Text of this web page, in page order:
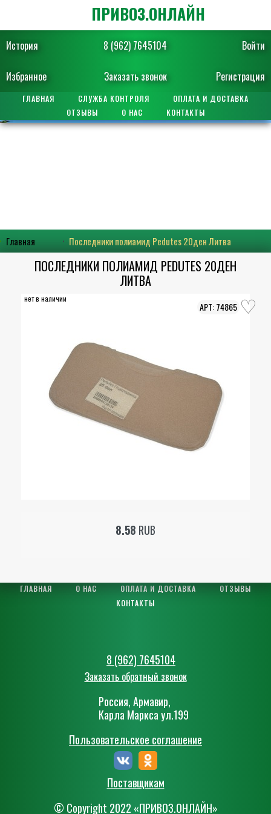
История 8 (962) 7645104 Войти
Избранное Заказать звонок Регистрация
ПРИВОЗ.ОНЛАЙН
ГЛАВНАЯ СЛУЖБА КОНТРОЛЯ
ОПЛАТА И ДОСТАВКА
ОТЗЫВЫ
О НАС КОНТАКТЫ
Главная Последники полиамид Pedutes 20ден Литва
ПОСЛЕДНИКИ ПОЛИАМИД PEDUTES 20ДЕН
ЛИТВА
нет в наличии
74865
8.58 RUB
ГЛАВНАЯ О НАС ОПЛАТА И ДОСТАВКА
ОТЗЫВЫ
КОНТАКТЫ
8 (962) 7645104
Заказать обратный звонок
Россия, Армавир,
Карла Маркса ул.199
Пользовательское соглашение
Поставщикам
© Сopyright 2022 «ПРИВОЗ.ОНЛАЙН»